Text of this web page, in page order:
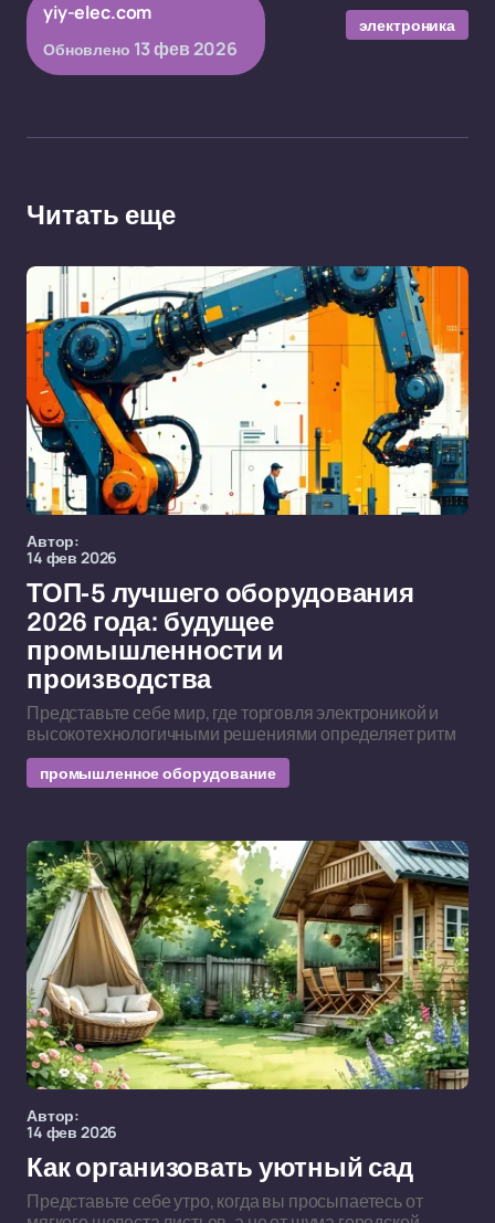
yiy-elec.com
Обновлено 13 фев 2026
электроника
Читать еще
Автор:
14 фев 2026
ТОП-5 лучшего оборудования
2026 года: будущее
промышленности и
производства
Представьте себе мир, где торговля электроникой и
высокотехнологичными решениями определяет ритм
промышленное оборудование
Автор:
14 фев 2026
Как организовать уютный сад
Представьте себе утро, когда вы просыпаетесь от